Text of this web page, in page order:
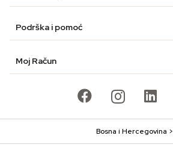
Podrška i pomoć
Moj Račun
Bosna i Hercegovina >